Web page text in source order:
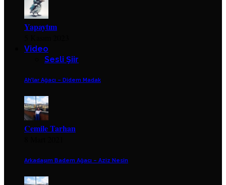
Yapaytım
Video
Sesli Şiir
Ah’lar Ağacı – Didem Madak
Cemile Tarhan
Arkadaşım Badem Ağacı – Aziz Nesin